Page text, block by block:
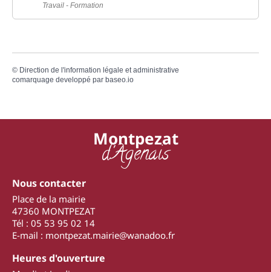
Travail - Formation
© Direction de l'information légale et administrative
comarquage developpé par baseo.io
Montpezat
d'Agenais
Nous contacter
Place de la mairie
47360 MONTPEZAT
Tél : 05 53 95 02 14
E-mail : montpezat.mairie@wanadoo.fr
Heures d'ouverture